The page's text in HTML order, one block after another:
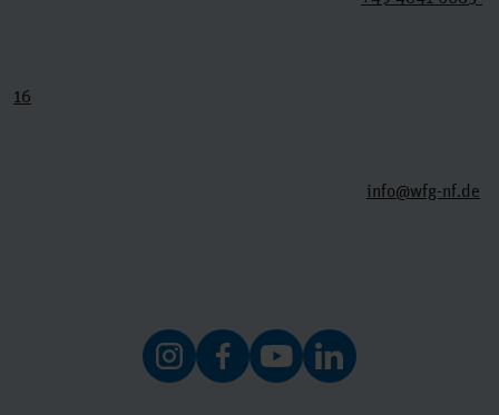
16
info@wfg-nf.de